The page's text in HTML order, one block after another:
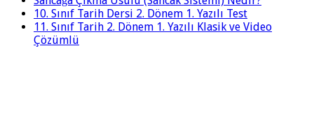
10. Sınıf Tarih Dersi 2. Dönem 1. Yazılı Test
11. Sınıf Tarih 2. Dönem 1. Yazılı Klasik ve Video
Çözümlü